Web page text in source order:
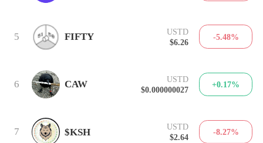
5 FIFTY
USTD
$6.26
-5.48%
6 CAW
USTD
$0.000000027
+0.17%
7 $KSH
USTD
$2.64
-8.27%